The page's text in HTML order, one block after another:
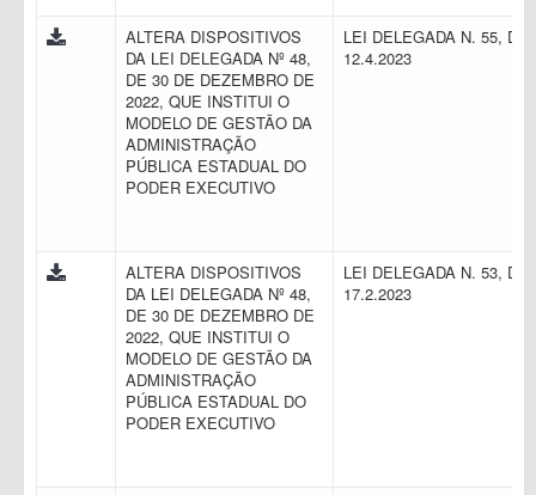
ALTERA DISPOSITIVOS
DA LEI DELEGADA Nº 48,
DE 30 DE DEZEMBRO DE
2022, QUE INSTITUI O
MODELO DE GESTÃO DA
ADMINISTRAÇÃO
PÚBLICA ESTADUAL DO
PODER EXECUTIVO
LEI DELEGADA N. 55, DE
12.4.2023
ALTERA DISPOSITIVOS
DA LEI DELEGADA Nº 48,
DE 30 DE DEZEMBRO DE
2022, QUE INSTITUI O
MODELO DE GESTÃO DA
ADMINISTRAÇÃO
PÚBLICA ESTADUAL DO
PODER EXECUTIVO
LEI DELEGADA N. 53, DE
17.2.2023